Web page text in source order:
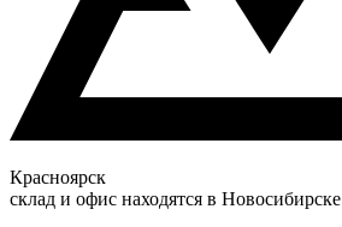
Красноярск
склад и офис находятся в Новосибирске